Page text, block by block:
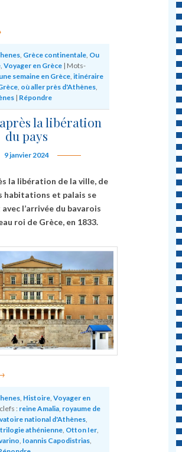
Grèce continentale Ou
,Voyager en Grèce | Mots-
semaine en Grèce ,itinéraire
où aller près d'Athènes
| Répondre
la libération
du pays
9 janvier 2024
la libération de la ville, de
habitations et palais se
l’arrivée du bavarois
roi de Grèce, en 1833.
Histoire ,Voyager en
: reine Amalia royaume de
national d'Athènes
,trilogie athénienne Otton Ier
Ioannis Capodistrias